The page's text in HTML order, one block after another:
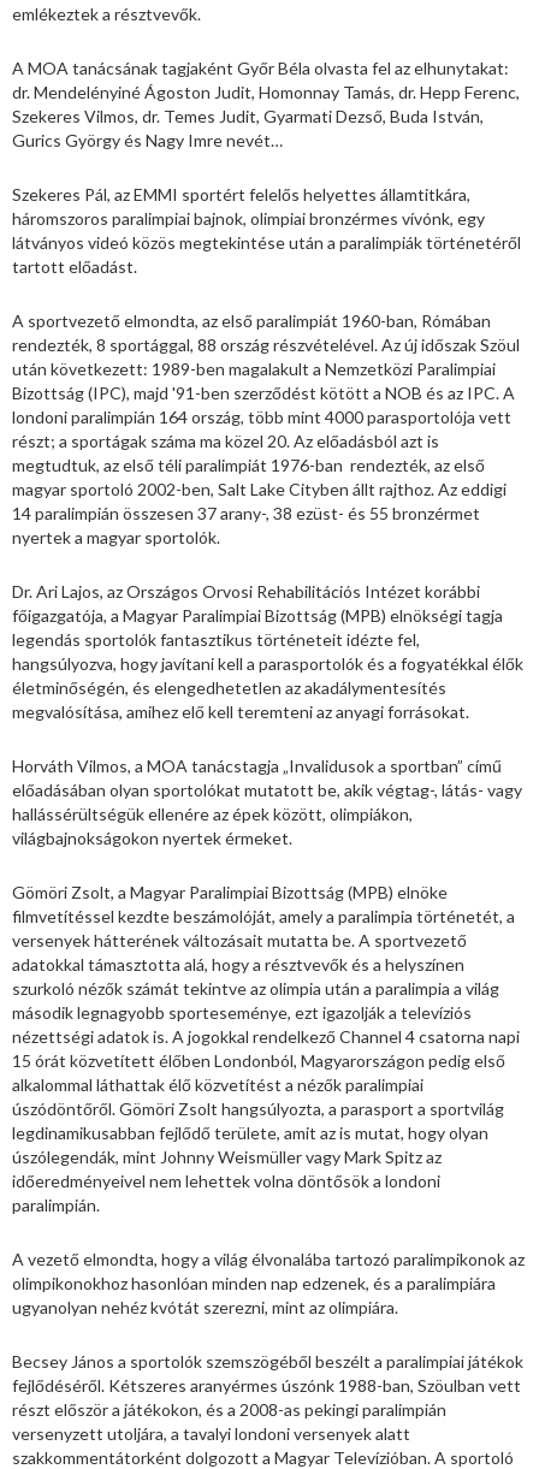
emlékeztek a résztvevők.
A MOA tanácsának tagjaként Győr Béla olvasta fel az elhunytakat:
dr. Mendelényiné Ágoston Judit, Homonnay Tamás, dr. Hepp Ferenc,
Szekeres Vilmos, dr. Temes Judit, Gyarmati Dezső, Buda István,
Gurics György és Nagy Imre nevét…
Szekeres Pál, az EMMI sportért felelős helyettes államtitkára,
háromszoros paralimpiai bajnok, olimpiai bronzérmes vívónk, egy
látványos videó közös megtekintése után a paralimpiák történetéről
tartott előadást.
A sportvezető elmondta, az első paralimpiát 1960-ban, Rómában
rendezték, 8 sportággal, 88 ország részvételével. Az új időszak Szöul
után következett: 1989-ben magalakult a Nemzetközi Paralimpiai
Bizottság (IPC), majd '91-ben szerződést kötött a NOB és az IPC. A
londoni paralimpián 164 ország, több mint 4000 parasportolója vett
részt; a sportágak száma ma közel 20. Az előadásból azt is
megtudtuk, az első téli paralimpiát 1976-ban rendezték, az első
magyar sportoló 2002-ben, Salt Lake Cityben állt rajthoz. Az eddigi
14 paralimpián összesen 37 arany-, 38 ezüst- és 55 bronzérmet
nyertek a magyar sportolók.
Dr. Ari Lajos, az Országos Orvosi Rehabilitációs Intézet korábbi
főigazgatója, a Magyar Paralimpiai Bizottság (MPB) elnökségi tagja
legendás sportolók fantasztikus történeteit idézte fel,
hangsúlyozva, hogy javítani kell a parasportolók és a fogyatékkal élők
életminőségén, és elengedhetetlen az akadálymentesítés
megvalósítása, amihez elő kell teremteni az anyagi forrásokat.
Horváth Vilmos, a MOA tanácstagja „Invalidusok a sportban” című
előadásában olyan sportolókat mutatott be, akik végtag-, látás- vagy
hallássérültségük ellenére az épek között, olimpiákon,
világbajnokságokon nyertek érmeket.
Gömöri Zsolt, a Magyar Paralimpiai Bizottság (MPB) elnöke
filmvetítéssel kezdte beszámolóját, amely a paralimpia történetét, a
versenyek hátterének változásait mutatta be. A sportvezető
adatokkal támasztotta alá, hogy a résztvevők és a helyszínen
szurkoló nézők számát tekintve az olimpia után a paralimpia a világ
második legnagyobb sporteseménye, ezt igazolják a televíziós
nézettségi adatok is. A jogokkal rendelkező Channel 4 csatorna napi
15 órát közvetített élőben Londonból, Magyarországon pedig első
alkalommal láthattak élő közvetítést a nézők paralimpiai
úszódöntőről. Gömöri Zsolt hangsúlyozta, a parasport a sportvilág
legdinamikusabban fejlődő területe, amit az is mutat, hogy olyan
úszólegendák, mint Johnny Weismüller vagy Mark Spitz az
időeredményeivel nem lehettek volna döntősök a londoni
paralimpián.
A vezető elmondta, hogy a világ élvonalába tartozó paralimpikonok az
olimpikonokhoz hasonlóan minden nap edzenek, és a paralimpiára
ugyanolyan nehéz kvótát szerezni, mint az olimpiára.
Becsey János a sportolók szemszögéből beszélt a paralimpiai játékok
fejlődéséről. Kétszeres aranyérmes úszónk 1988-ban, Szöulban vett
részt először a játékokon, és a 2008-as pekingi paralimpián
versenyzett utoljára, a tavalyi londoni versenyek alatt
szakkommentátorként dolgozott a Magyar Televízióban. A sportoló